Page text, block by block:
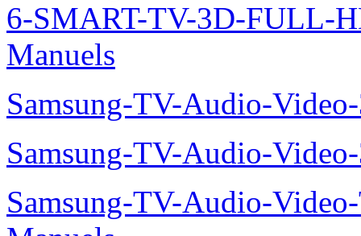
6-SMART-TV-3D-FULL-
Manuels
Samsung-TV-Audio-
Samsung-TV-Audio-
Samsung-TV-Audio-